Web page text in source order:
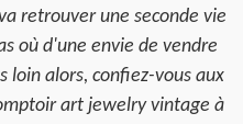
retrouver une seconde vie
où d'une envie de vendre
loin alors, confiez-vous aux
art jewelry vintage à